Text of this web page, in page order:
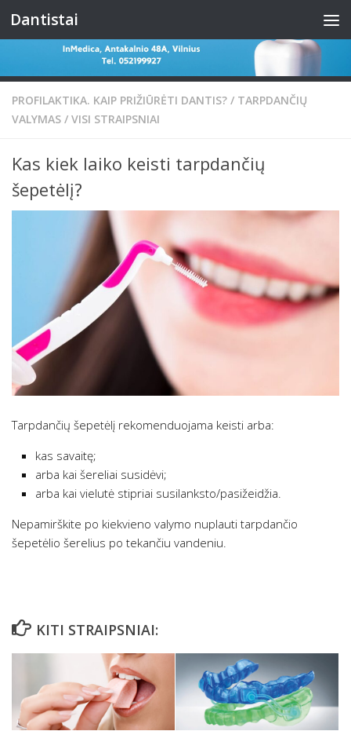
Skip to content
Dantistai
PROFILAKTIKA. KAIP PRIŽIŪRĖTI DANTIS? / TARPDANČIŲ
VALYMAS / VISI STRAIPSNIAI
Kas kiek laiko keisti tarpdančių
šepetėlį?
Tarpdančių šepetėlį rekomenduojama keisti arba:
kas savaitę;
arba kai šereliai susidėvi;
arba kai vielutė stipriai susilanksto/pasižeidžia.
Nepamirškite po kiekvieno valymo nuplauti tarpdančio
šepetėlio šerelius po tekančiu vandeniu.
KITI STRAIPSNIAI: